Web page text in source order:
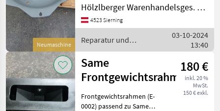
Neumaschine
110 mm Passend zu Same
Deutz-Fahr Reparatur und
Ersatzteile Traktorenteile
Hölzlberger Warenhandelsges. m. b. H.
4523 Sierning
Reparatur und
Ersatzteile / Same
03-10-2024
13:40
Same
Frontgewichtsrahmen
180 €
inkl. 20 %
MwSt.
150 € exkl.
Frontgewichtsrahmen (E-
0002) passend zu Same